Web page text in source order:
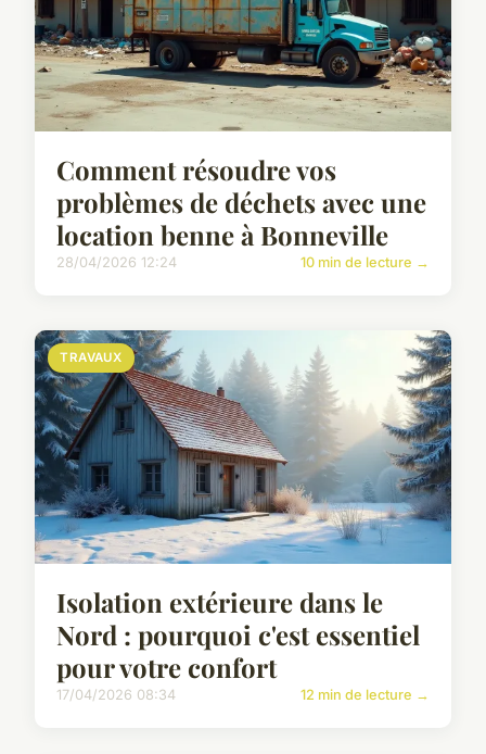
Comment résoudre vos
problèmes de déchets avec une
location benne à Bonneville
28/04/2026 12:24 10 min de lecture →
TRAVAUX
Isolation extérieure dans le
Nord : pourquoi c'est essentiel
pour votre confort
17/04/2026 08:34 12 min de lecture →